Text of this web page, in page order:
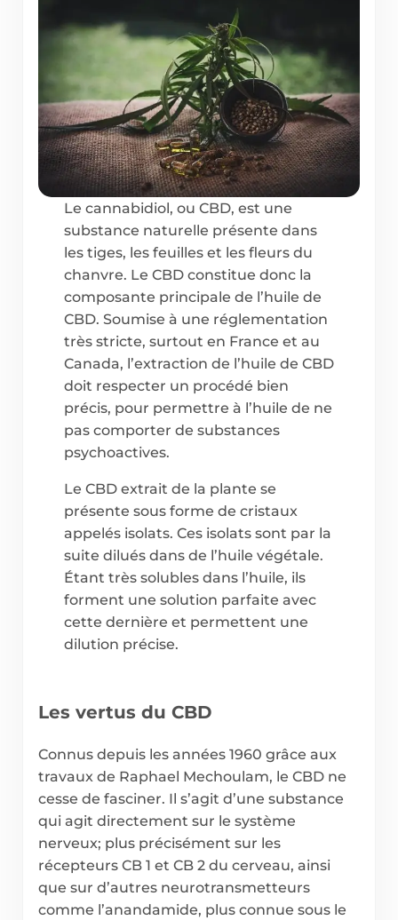
Le cannabidiol, ou CBD, est une
substance naturelle présente dans
les tiges, les feuilles et les fleurs du
chanvre. Le CBD constitue donc la
composante principale de l’huile de
CBD. Soumise à une réglementation
très stricte, surtout en France et au
Canada, l’extraction de l’huile de CBD
doit respecter un procédé bien
précis, pour permettre à l’huile de ne
pas comporter de substances
psychoactives.
Le CBD extrait de la plante se
présente sous forme de cristaux
appelés isolats. Ces isolats sont par la
suite dilués dans de l’huile végétale.
Étant très solubles dans l’huile, ils
forment une solution parfaite avec
cette dernière et permettent une
dilution précise.
Les vertus du CBD
Connus depuis les années 1960 grâce aux
travaux de Raphael Mechoulam, le CBD ne
cesse de fasciner. Il s’agit d’une substance
qui agit directement sur le système
nerveux; plus précisément sur les
récepteurs CB 1 et CB 2 du cerveau, ainsi
que sur d’autres neurotransmetteurs
comme l’anandamide, plus connue sous le